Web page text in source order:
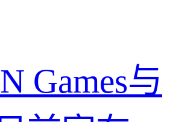
Games与